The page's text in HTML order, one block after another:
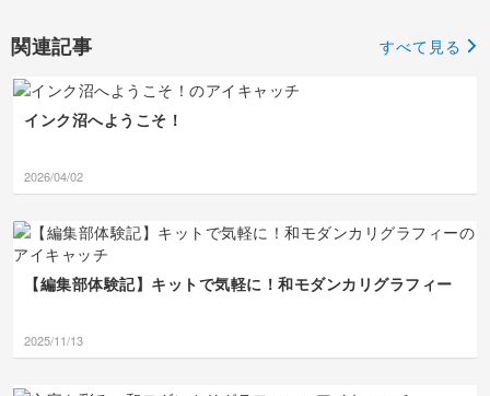
関連記事 すべて見る
インク沼へようこそ！
2026/04/02
【編集部体験記】キットで気軽に！和モダンカリグラフィー
2025/11/13